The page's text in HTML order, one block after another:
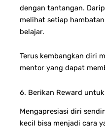
dengan tantangan.
melihat setiap
belajar.
Terus kembangkan diri
mentor yang dapat
6. Berikan Reward
Mengapresiasi diri
kecil bisa menjadi cara